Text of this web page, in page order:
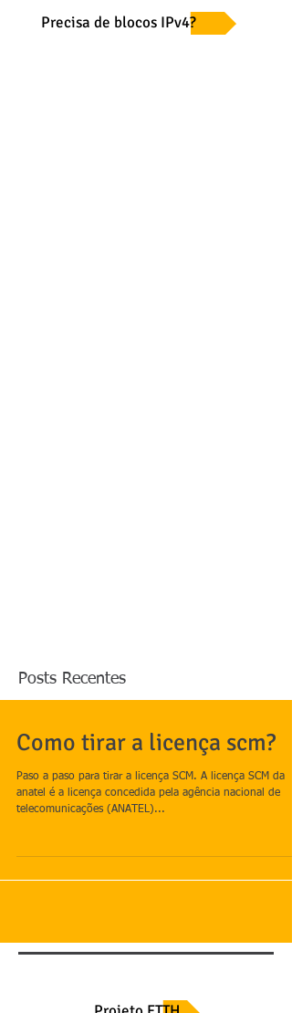
Precisa de blocos IPv4?
Posts Recentes
Como tirar a licença scm?
Paso a paso para tirar a licença SCM. A licença SCM da
anatel é a licença concedida pela agência nacional de
telecomunicações (ANATEL)...